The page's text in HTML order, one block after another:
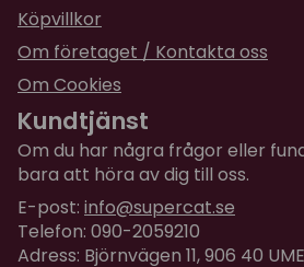
Köpvillkor
Om företaget / Kontakta oss
Om Cookies
Kundtjänst
Om du har några frågor eller
bara att höra av dig till oss.
E-post: info@supercat.se
Telefon: 090-2059210
Adress: Björnvägen 11, 906 40